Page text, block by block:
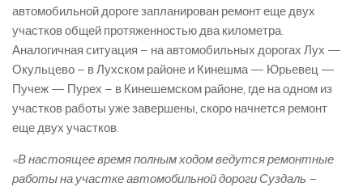
автомобильной дороге запланирован ремонт еще двух
участков общей протяженностью два километра.
Аналогичная ситуация – на автомобильных дорогах Лух —
Окульцево – в Лухском районе и Кинешма — Юрьевец —
Пучеж — Пурех – в Кинешемском районе, где на одном из
участков работы уже завершены, скоро начнется ремонт
еще двух участков.
«В настоящее время полным ходом ведутся ремонтные
работы на участке автомобильной дороги Суздаль –